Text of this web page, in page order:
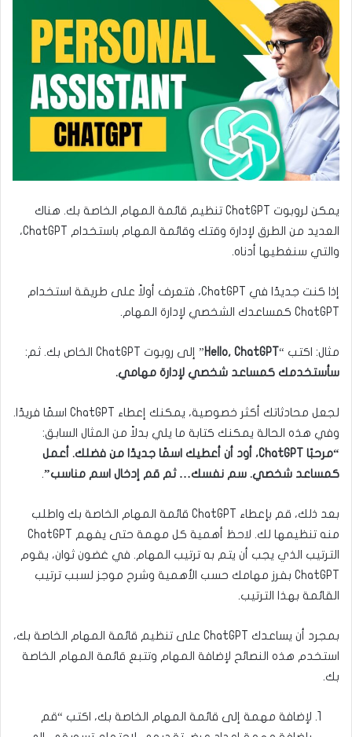
يمكن لروبوت ChatGPT تنظيم قائمة المهام الخاصة بك. هناك
العديد من الطرق لإدارة وقتك وقائمة المهام باستخدام ChatGPT،
والتي سنغطيها أدناه.
إذا كنت جديدًا في ChatGPT، فتعرف أولاً على طريقة استخدام
ChatGPT كمساعدك الشخصي لإدارة المهام.
مثال: اكتب “Hello, ChatGPT” إلى روبوت ChatGPT الخاص بك. ثم:
سأستخدمك كمساعد شخصي لإدارة مهامي.
لجعل محادثاتك أكثر خصوصية، يمكنك إعطاء ChatGPT اسمًا فريدًا.
وفي هذه الحالة يمكنك كتابة ما يلي بدلاً من المثال السابق:
“مرحبًا ChatGPT، أود أن أعطيك اسمًا جديدًا من فضلك. أعمل
كمساعد شخصي. سم نفسك… ثم قم إدخال اسم مناسب”.
بعد ذلك، قم بإعطاء ChatGPT قائمة المهام الخاصة بك واطلب
منه تنظيمها لك. لاحظ أهمية كل مهمة حتى يفهم ChatGPT
الترتيب الذي يجب أن يتم به ترتيب المهام. في غضون ثوان، يقوم
ChatGPT بفرز مهامك حسب الأهمية وشرح موجز لسبب ترتيب
القائمة بهذا الترتيب.
بمجرد أن يساعدك ChatGPT على تنظيم قائمة المهام الخاصة بك،
استخدم هذه النصائح لإضافة المهام وتتبع قائمة المهام الخاصة
بك.
لإضافة مهمة إلى قائمة المهام الخاصة بك، اكتب “قم